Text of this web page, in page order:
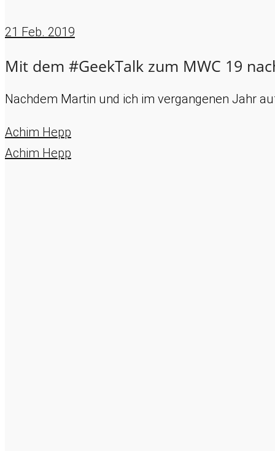
21 Feb. 2019
Mit dem #GeekTalk zum MWC 19
Nachdem Martin und ich im vergangenen Jahr
Achim Hepp
Achim Hepp